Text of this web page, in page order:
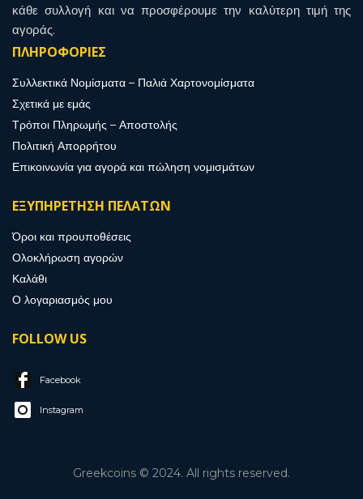
κάθε συλλογή και να προσφέρουμε την καλύτερη τιμή της
αγοράς.
ΠΛΗΡΟΦΟΡΙΕΣ
Συλλεκτικά Νομίσματα – Παλιά Χαρτονομίσματα
Σχετικά με εμάς
Τρόποι Πληρωμής – Αποστολής
Πολιτική Απορρήτου
Επικοινωνία για αγορά και πώληση νομισμάτων
ΕΞΥΠΗΡΕΤΗΣΗ ΠΕΛΑΤΩΝ
Όροι και προυποθέσεις
Ολοκλήρωση αγορών
Καλάθι
Ο λογαριασμός μου
FOLLOW US
Facebook
Instagram
Greekcoins © 2024. All rights reserved.